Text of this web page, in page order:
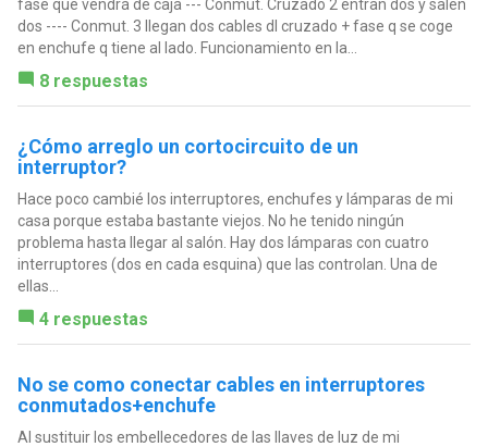
fase que vendrá de caja --- Conmut. Cruzado 2 entran dos y salen
dos ---- Conmut. 3 llegan dos cables dl cruzado + fase q se coge
en enchufe q tiene al lado. Funcionamiento en la...
8 respuestas
¿Cómo arreglo un cortocircuito de un
interruptor?
Hace poco cambié los interruptores, enchufes y lámparas de mi
casa porque estaba bastante viejos. No he tenido ningún
problema hasta llegar al salón. Hay dos lámparas con cuatro
interruptores (dos en cada esquina) que las controlan. Una de
ellas...
4 respuestas
No se como conectar cables en interruptores
conmutados+enchufe
Al sustituir los embellecedores de las llaves de luz de mi